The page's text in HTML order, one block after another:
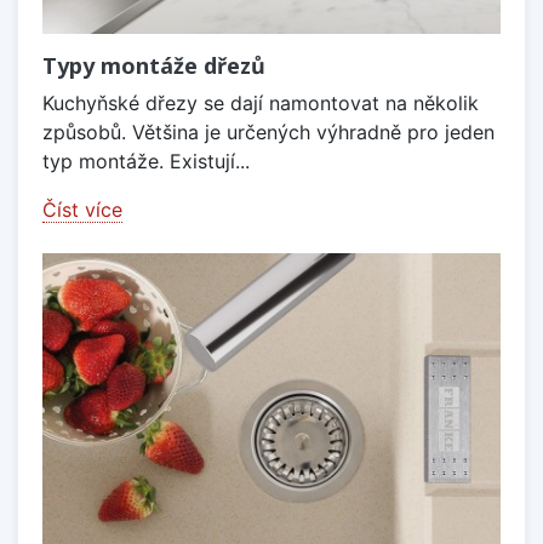
Typy montáže dřezů
Kuchyňské dřezy se dají namontovat na několik
způsobů. Většina je určených výhradně pro jeden
typ montáže. Existují...
Číst více